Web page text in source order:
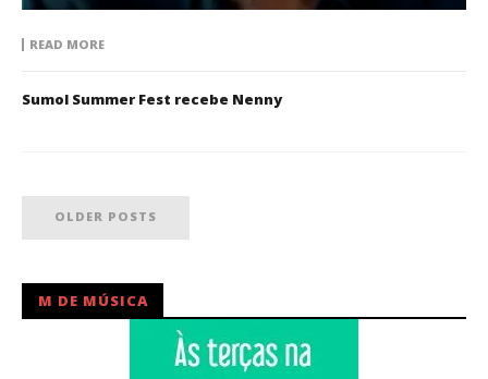
READ MORE
Sumol Summer Fest recebe Nenny
OLDER POSTS
M DE MÚSICA